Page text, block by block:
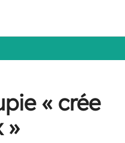
Toupie « crée ta
« crée
»